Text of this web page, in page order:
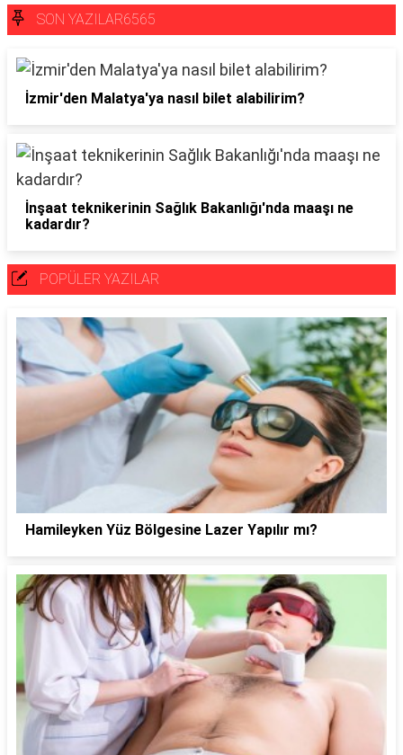
SON YAZILAR6565
İzmir'den Malatya'ya nasıl bilet alabilirim?
İnşaat teknikerinin Sağlık Bakanlığı'nda maaşı ne
kadardır?
POPÜLER YAZILAR
Hamileyken Yüz Bölgesine Lazer Yapılır mı?